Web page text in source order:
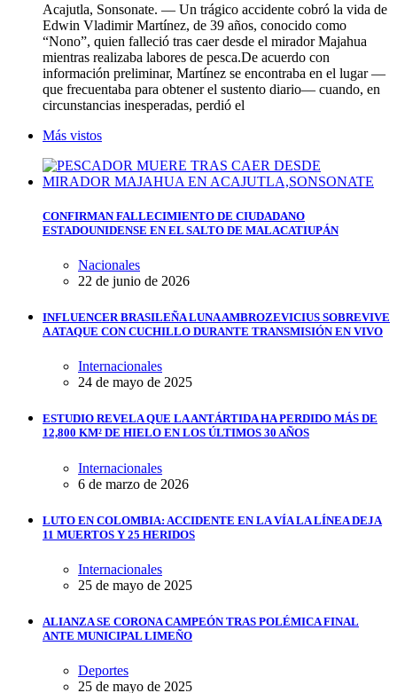
Acajutla, Sonsonate. — Un trágico accidente cobró la vida de
Edwin Vladimir Martínez, de 39 años, conocido como
“Nono”, quien falleció tras caer desde el mirador Majahua
mientras realizaba labores de pesca.De acuerdo con
información preliminar, Martínez se encontraba en el lugar —
que frecuentaba para obtener el sustento diario— cuando, en
circunstancias inesperadas, perdió el
Más vistos
CONFIRMAN FALLECIMIENTO DE CIUDADANO
ESTADOUNIDENSE EN EL SALTO DE MALACATIUPÁN
Nacionales
22 de junio de 2026
INFLUENCER BRASILEÑA LUNA AMBROZEVICIUS SOBREVIVE
A ATAQUE CON CUCHILLO DURANTE TRANSMISIÓN EN VIVO
Internacionales
24 de mayo de 2025
ESTUDIO REVELA QUE LA ANTÁRTIDA HA PERDIDO MÁS DE
12,800 KM² DE HIELO EN LOS ÚLTIMOS 30 AÑOS
Internacionales
6 de marzo de 2026
LUTO EN COLOMBIA: ACCIDENTE EN LA VÍA LA LÍNEA DEJA
11 MUERTOS Y 25 HERIDOS
Internacionales
25 de mayo de 2025
ALIANZA SE CORONA CAMPEÓN TRAS POLÉMICA FINAL
ANTE MUNICIPAL LIMEÑO
Deportes
25 de mayo de 2025